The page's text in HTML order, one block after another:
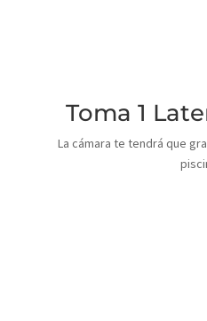
Toma 1
La cámara te tendrá que